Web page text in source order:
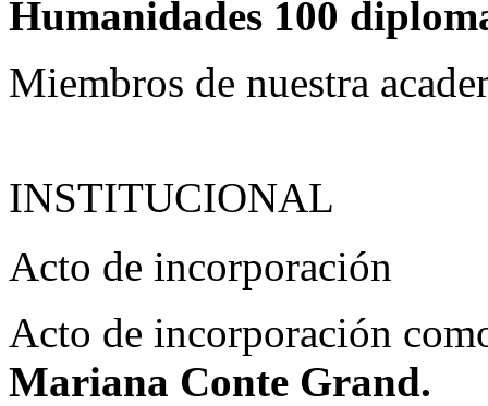
Humanidades 100
Miembros de nuestra
INSTITUCIONAL
Acto de incorporación
Acto de incorporación
Mariana Conte Grand.